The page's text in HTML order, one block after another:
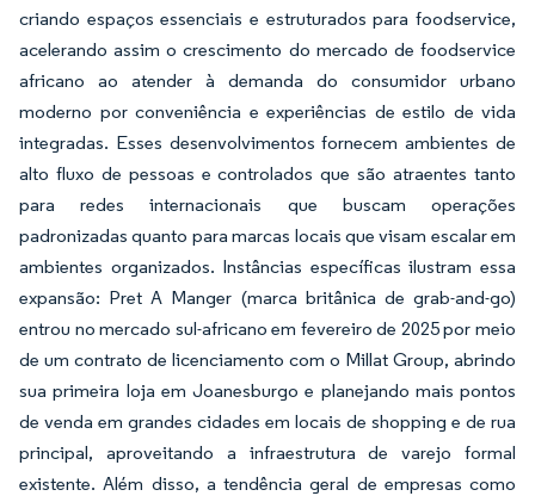
criando espaços essenciais e estruturados para foodservice,
acelerando assim o crescimento do mercado de foodservice
africano ao atender à demanda do consumidor urbano
moderno por conveniência e experiências de estilo de vida
integradas. Esses desenvolvimentos fornecem ambientes de
alto fluxo de pessoas e controlados que são atraentes tanto
para redes internacionais que buscam operações
padronizadas quanto para marcas locais que visam escalar em
ambientes organizados. Instâncias específicas ilustram essa
expansão: Pret A Manger (marca britânica de grab-and-go)
entrou no mercado sul-africano em fevereiro de 2025 por meio
de um contrato de licenciamento com o Millat Group, abrindo
sua primeira loja em Joanesburgo e planejando mais pontos
de venda em grandes cidades em locais de shopping e de rua
principal, aproveitando a infraestrutura de varejo formal
existente. Além disso, a tendência geral de empresas como